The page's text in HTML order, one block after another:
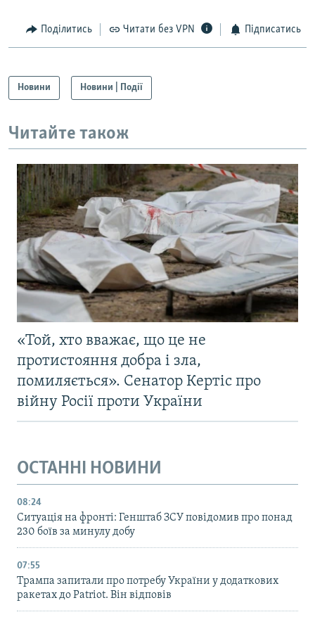
Поділитись Читати без VPN Підписатись
Новини Новини | Події
Читайте також
«Той, хто вважає, що це не
протистояння добра і зла,
помиляється». Сенатор Кертіс про
війну Росії проти України
ОСТАННІ НОВИНИ
08:24
Ситуація на фронті: Генштаб ЗСУ повідомив про понад
230 боїв за минулу добу
07:55
Трампа запитали про потребу України у додаткових
ракетах до Patriot. Він відповів